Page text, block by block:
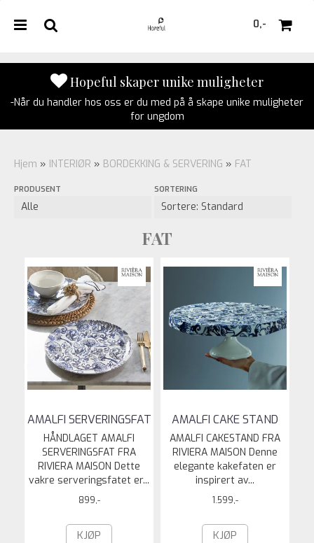
0,-
Hopeful skaper unike muligheter
-Når du handler hos oss er du med på å skape unike muligheter
for ungdom
Hjem » INTERIØR » BORDEKKING & SERVERING » FAT
PRODUSENT SORTERING
FAT
AMALFI SERVERINGSFAT
HÅNDLAGET AMALFI
SERVERINGSFAT FRA
RIVIERA MAISON Dette
vakre serveringsfatet er...
899,-
KJØP
AMALFI CAKE STAND
AMALFI CAKESTAND FRA
RIVIERA MAISON Denne
elegante kakefaten er
inspirert av...
1.599,-
KJØP